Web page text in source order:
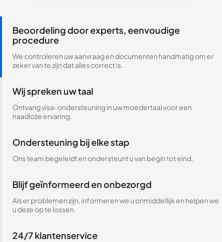
Beoordeling door experts, eenvoudige
procedure
We controleren uw aanvraag en documenten handmatig om er
zeker van te zijn dat alles correct is.
Wij spreken uw taal
Ontvang visa-ondersteuning in uw moedertaal voor een
naadloze ervaring.
Ondersteuning bij elke stap
Ons team begeleidt en ondersteunt u van begin tot eind.
Blijf geïnformeerd en onbezorgd
Als er problemen zijn, informeren we u onmiddellijk en helpen we
u deze op te lossen.
24/7 klantenservice